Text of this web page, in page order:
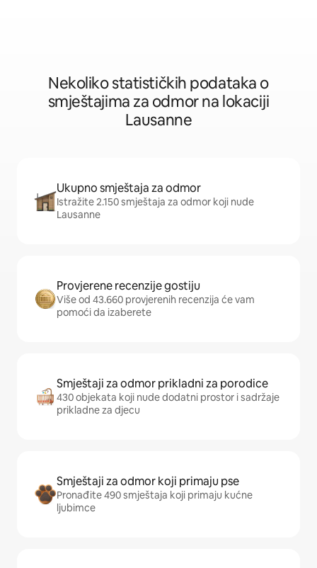
Nekoliko statističkih podataka o
smještajima za odmor na lokaciji
Lausanne
Ukupno smještaja za odmor
Istražite 2.150 smještaja za odmor koji nude
Lausanne
Provjerene recenzije gostiju
Više od 43.660 provjerenih recenzija će vam
pomoći da izaberete
Smještaji za odmor prikladni za porodice
430 objekata koji nude dodatni prostor i sadržaje
prikladne za djecu
Smještaji za odmor koji primaju pse
Pronađite 490 smještaja koji primaju kućne
ljubimce